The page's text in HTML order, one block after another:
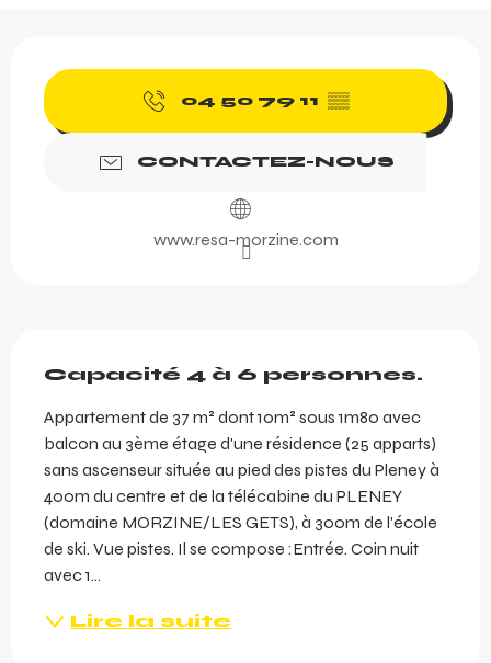
04 50 79 11 ▒▒
CONTACTEZ-NOUS
www.resa-morzine.com
Capacité 4 à 6 personnes.
Appartement de 37 m² dont 10m² sous 1m80 avec
balcon au 3ème étage d'une résidence (25 apparts)
sans ascenseur située au pied des pistes du Pleney à
400m du centre et de la télécabine du PLENEY
(domaine MORZINE/LES GETS), à 300m de l'école
de ski. Vue pistes. Il se compose :Entrée. Coin nuit
avec 1...
Lire la suite